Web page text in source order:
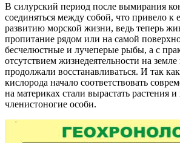
В силурский период после вымирания
соединяться между собой, что привело к
развитию морской жизни, ведь теперь
пропитание рядом или на самой
бесчелюстные и лучеперые рыбы, а с
отсутствием жизнедеятельности на
продолжали восстанавливаться. И так
кислорода начало соответствовать
на материках стали вырастать растения
членистоногие особи.